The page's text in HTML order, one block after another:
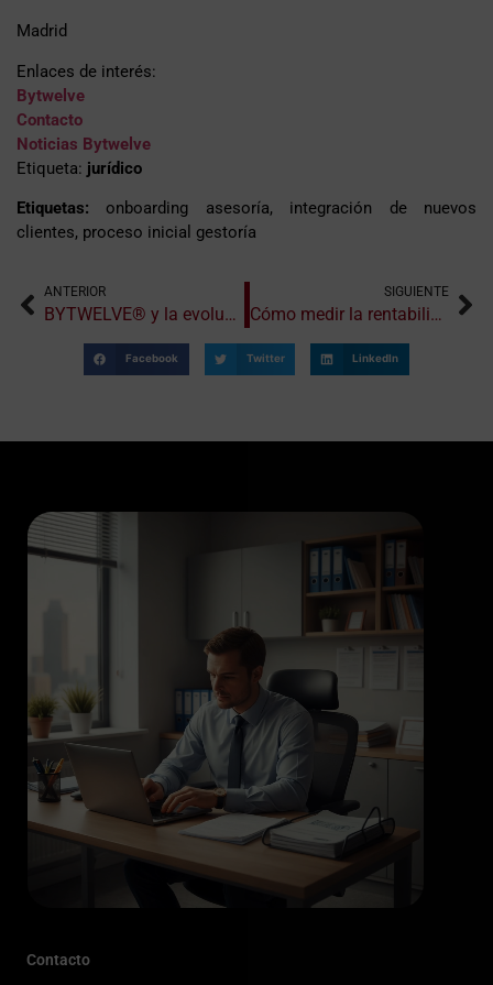
Madrid
Enlaces de interés:
Bytwelve
Contacto
Noticias Bytwelve
Etiqueta: jurídico
Etiquetas: onboarding asesoría, integración de nuevos
clientes, proceso inicial gestoría
ANTERIOR
BYTWELVE® y la evolución del modelo gestoría-consultora
SIGUIENTE
Cómo medir la rentabilidad de contratar una asesoría digital
Facebook Twitter LinkedIn
Contacto